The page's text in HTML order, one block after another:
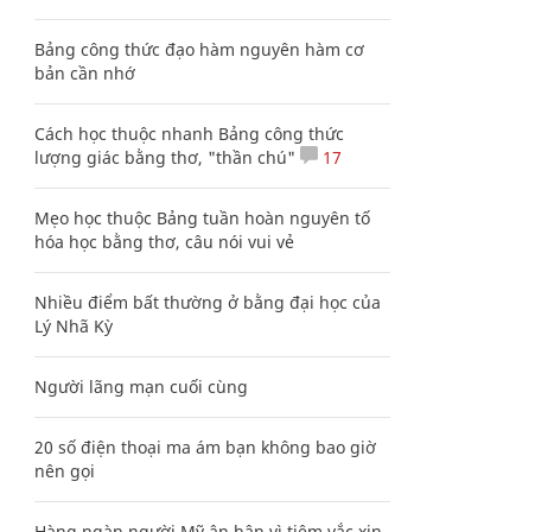
Bảng công thức đạo hàm nguyên hàm cơ
bản cần nhớ
Cách học thuộc nhanh Bảng công thức
lượng giác bằng thơ, "thần chú"
17
Mẹo học thuộc Bảng tuần hoàn nguyên tố
hóa học bằng thơ, câu nói vui vẻ
Nhiều điểm bất thường ở bằng đại học của
Lý Nhã Kỳ
Người lãng mạn cuối cùng
20 số điện thoại ma ám bạn không bao giờ
nên gọi